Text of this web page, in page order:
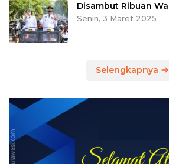
Disambut Ribuan
Senin, 3 Maret 2025
Selengkapnya